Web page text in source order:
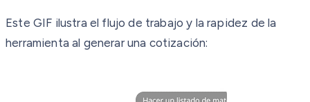
Este GIF ilustra el flujo de trabajo y la rapidez de la
herramienta al generar una cotización: